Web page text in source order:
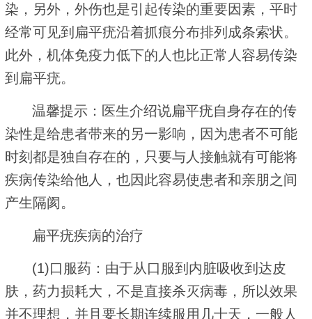
染，另外，外伤也是引起传染的重要因素，平时
经常可见到扁平疣沿着抓痕分布排列成条索状。
此外，机体免疫力低下的人也比正常人容易传染
到扁平疣。
温馨提示：医生介绍说扁平疣自身存在的传
染性是给患者带来的另一影响，因为患者不可能
时刻都是独自存在的，只要与人接触就有可能将
疾病传染给他人，也因此容易使患者和亲朋之间
产生隔阂。
扁平疣疾病的治疗
(1)口服药：由于从口服到内脏吸收到达皮
肤，药力损耗大，不是直接杀灭病毒，所以效果
并不理想，并且要长期连续服用几十天，一般人